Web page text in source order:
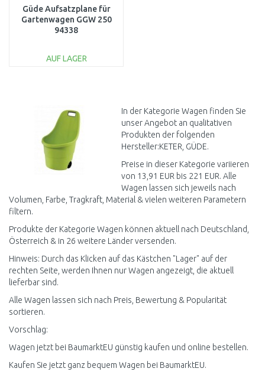
Güde Aufsatzplane für
Gartenwagen GGW 250
94338
AUF LAGER
In der Kategorie Wagen finden Sie
unser Angebot an qualitativen
Produkten der folgenden
Hersteller:KETER, GÜDE.
Preise in dieser Kategorie variieren
von 13,91 EUR bis 221 EUR. Alle
Wagen lassen sich jeweils nach
Volumen, Farbe, Tragkraft, Material & vielen weiteren Parametern
filtern.
Produkte der Kategorie Wagen können aktuell nach Deutschland,
Österreich & in 26 weitere Länder versenden.
Hinweis: Durch das Klicken auf das Kästchen "Lager" auf der
rechten Seite, werden Ihnen nur Wagen angezeigt, die aktuell
lieferbar sind.
Alle Wagen lassen sich nach Preis, Bewertung & Popularität
sortieren.
Vorschlag:
Wagen jetzt bei BaumarktEU günstig kaufen und online bestellen.
Kaufen Sie jetzt ganz bequem Wagen bei BaumarktEU.